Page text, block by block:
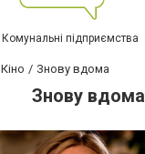
Комунальні підприємства
Кіно Знову вдома
Знову вдома